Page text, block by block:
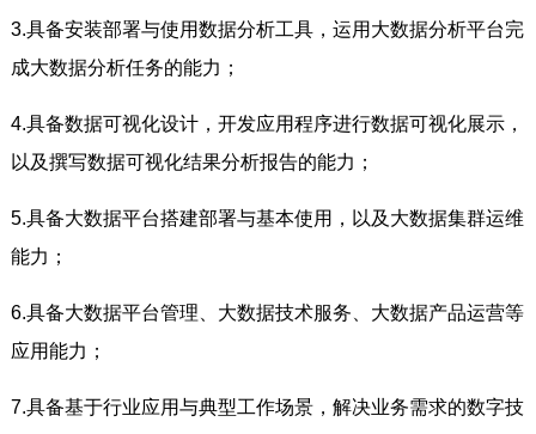
3.具备安装部署与使用数据分析工具，运用大数据分析平台完
成大数据分析任务的能力；
4.具备数据可视化设计，开发应用程序进行数据可视化展示，
以及撰写数据可视化结果分析报告的能力；
5.具备大数据平台搭建部署与基本使用，以及大数据集群运维
能力；
6.具备大数据平台管理、大数据技术服务、大数据产品运营等
应用能力；
7.具备基于行业应用与典型工作场景，解决业务需求的数字技